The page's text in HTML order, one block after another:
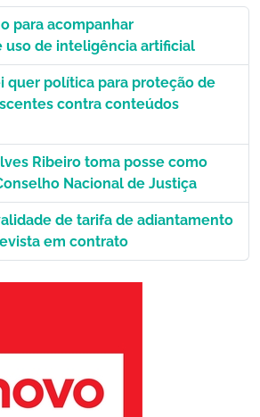
para acompanhar
uso de inteligência artificial
quer política para proteção de
contra conteúdos
Ribeiro toma posse como
Nacional de Justiça
de tarifa de adiantamento
em contrato